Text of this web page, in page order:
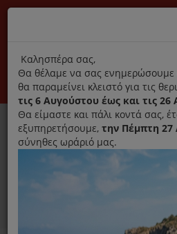
Αποκλειστικά γνήσια
Σύνδεση
title
Καλησπέρα σας,
Θα θέλαμε να σας ενημερώσουμε
θα παραμείνει κλειστό για τις
τις 6 Αυγούστου έως και τις 26
Θα είμαστε και πάλι κοντά σας,
εξυπηρετήσουμε, την Πέμπτη
σύνηθες ωράριό μας.